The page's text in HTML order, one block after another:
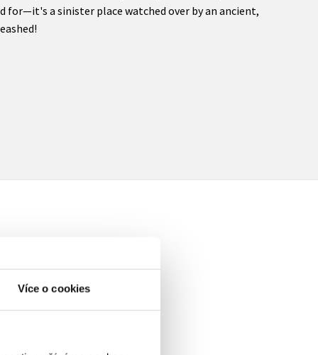
Více o cookies
for—it's a sinister place watched over by an ancient,